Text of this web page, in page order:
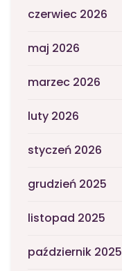
czerwiec 2026
maj 2026
marzec 2026
luty 2026
styczeń 2026
grudzień 2025
listopad 2025
październik 2025